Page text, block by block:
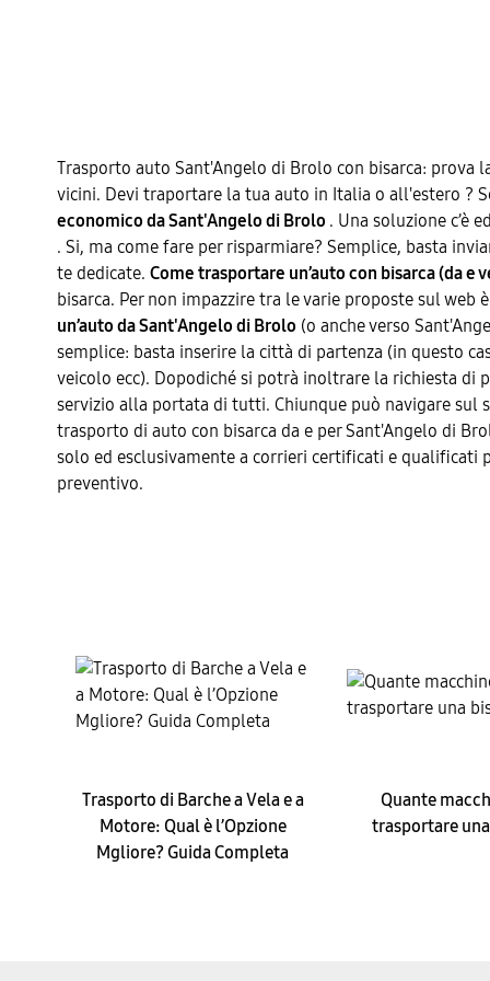
Trasporto auto Sant'Angelo di Brolo con bisarca: prova
vicini. Devi traportare la tua auto in Italia o all'estero ?
economico da Sant'Angelo di Brolo . Una soluzione c’è
. Si, ma come fare per risparmiare? Semplice, basta
te dedicate. Come trasportare un’auto con bisarca (da e
bisarca. Per non impazzire tra le varie proposte sul
un’auto da Sant'Angelo di Brolo (o anche verso
semplice: basta inserire la città di partenza (in questo
veicolo ecc). Dopodiché si potrà inoltrare la richiesta
servizio alla portata di tutti. Chiunque può navigare
trasporto di auto con bisarca da e per Sant'Angelo di
solo ed esclusivamente a corrieri certificati e
preventivo.
Trasporto di Barche a Vela e a
Motore: Qual è l’Opzione
Mgliore? Guida Completa
Quante
trasportare